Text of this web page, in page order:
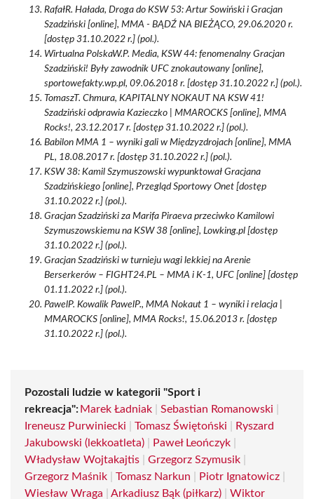
RafałR. Hałada, Droga do KSW 53: Artur Sowiński i Gracjan
Szadziński [online], MMA - BĄDŹ NA BIEŻĄCO, 29.06.2020 r.
[dostęp 31.10.2022 r.] (pol.).
Wirtualna PolskaW.P. Media, KSW 44: fenomenalny Gracjan
Szadziński! Były zawodnik UFC znokautowany [online],
sportowefakty.wp.pl, 09.06.2018 r. [dostęp 31.10.2022 r.] (pol.).
TomaszT. Chmura, KAPITALNY NOKAUT NA KSW 41!
Szadziński odprawia Kazieczko | MMAROCKS [online], MMA
Rocks!, 23.12.2017 r. [dostęp 31.10.2022 r.] (pol.).
Babilon MMA 1 – wyniki gali w Międzyzdrojach [online], MMA
PL, 18.08.2017 r. [dostęp 31.10.2022 r.] (pol.).
KSW 38: Kamil Szymuszowski wypunktował Gracjana
Szadzińskiego [online], Przegląd Sportowy Onet [dostęp
31.10.2022 r.] (pol.).
Gracjan Szadziński za Marifa Piraeva przeciwko Kamilowi
Szymuszowskiemu na KSW 38 [online], Lowking.pl [dostęp
31.10.2022 r.] (pol.).
Gracjan Szadziński w turnieju wagi lekkiej na Arenie
Berserkerów – FIGHT24.PL – MMA i K-1, UFC [online] [dostęp
01.11.2022 r.] (pol.).
PawelP. Kowalik PawelP., MMA Nokaut 1 – wyniki i relacja |
MMAROCKS [online], MMA Rocks!, 15.06.2013 r. [dostęp
31.10.2022 r.] (pol.).
Pozostali ludzie w kategorii "Sport i
rekreacja": Marek Ładniak Sebastian Romanowski
Ireneusz Purwiniecki
Tomasz Świętoński
Ryszard
Jakubowski (lekkoatleta)
Paweł Leończyk
Władysław Wojtakajtis
Grzegorz Szymusik
Grzegorz Maśnik
Tomasz Narkun Piotr Ignatowicz
Wiesław Wraga
Arkadiusz Bąk (piłkarz) Wiktor